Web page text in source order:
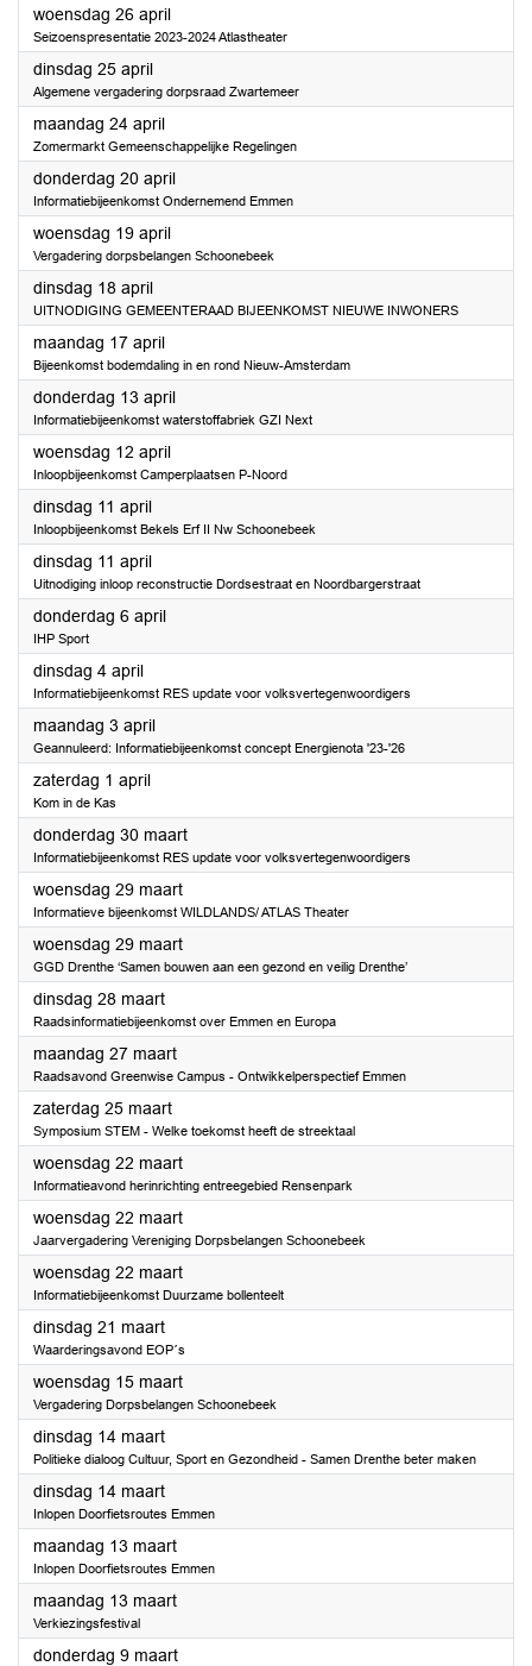
woensdag 26 april2023
Seizoenspresentatie 2023-2024 Atlastheater
dinsdag 25 april2023
Algemene vergadering dorpsraad Zwartemeer
maandag 24 april2023
Zomermarkt Gemeenschappelijke Regelingen
donderdag 20 april2023
Informatiebijeenkomst Ondernemend Emmen
woensdag 19 april2023
Vergadering dorpsbelangen Schoonebeek
dinsdag 18 april2023
UITNODIGING GEMEENTERAAD BIJEENKOMST NIEUWE INWONERS
maandag 17 april2023
Bijeenkomst bodemdaling in en rond Nieuw-Amsterdam
donderdag 13 april2023
Informatiebijeenkomst waterstoffabriek GZI Next
woensdag 12 april2023
Inloopbijeenkomst Camperplaatsen P-Noord
dinsdag 11 april2023
Inloopbijeenkomst Bekels Erf II Nw Schoonebeek
dinsdag 11 april2023
Uitnodiging inloop reconstructie Dordsestraat en Noordbargerstraat
donderdag 6 april2023
IHP Sport
dinsdag 4 april2023
Informatiebijeenkomst RES update voor volksvertegenwoordigers
maandag 3 april2023
Geannuleerd: Informatiebijeenkomst concept Energienota '23-'26
zaterdag 1 april2023
Kom in de Kas
donderdag 30 maart2023
Informatiebijeenkomst RES update voor volksvertegenwoordigers
woensdag 29 maart2023
Informatieve bijeenkomst WILDLANDS/ ATLAS Theater
woensdag 29 maart2023
GGD Drenthe ‘Samen bouwen aan een gezond en veilig Drenthe’
dinsdag 28 maart2023
Raadsinformatiebijeenkomst over Emmen en Europa
maandag 27 maart2023
Raadsavond Greenwise Campus - Ontwikkelperspectief Emmen
zaterdag 25 maart2023
Symposium STEM - Welke toekomst heeft de streektaal
woensdag 22 maart2023
Informatieavond herinrichting entreegebied Rensenpark
woensdag 22 maart2023
Jaarvergadering Vereniging Dorpsbelangen Schoonebeek
woensdag 22 maart2023
Informatiebijeenkomst Duurzame bollenteelt
dinsdag 21 maart2023
Waarderingsavond EOP´s
woensdag 15 maart2023
Vergadering Dorpsbelangen Schoonebeek
dinsdag 14 maart2023
Politieke dialoog Cultuur, Sport en Gezondheid - Samen Drenthe beter maken
dinsdag 14 maart2023
Inlopen Doorfietsroutes Emmen
maandag 13 maart2023
Inlopen Doorfietsroutes Emmen
maandag 13 maart2023
Verkiezingsfestival
donderdag 9 maart2023